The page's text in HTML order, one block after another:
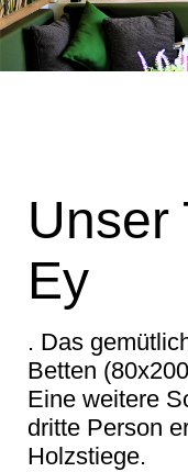
Unser
Ey
. Das
Betten
Eine weitere
dritte Person
Holzstiege.